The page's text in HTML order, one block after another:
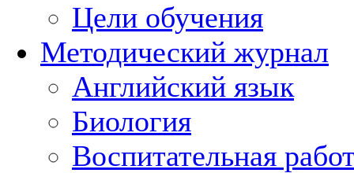
Цели обучения
Методический журнал
Английский язык
Биология
Воспитательная